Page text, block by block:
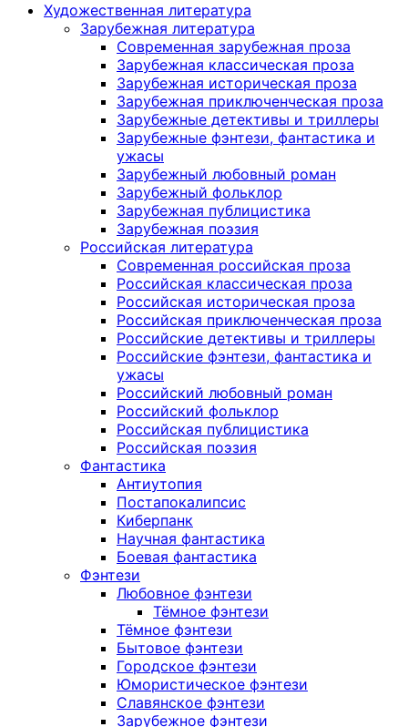
Художественная литература
Зарубежная литература
Современная зарубежная проза
Зарубежная классическая проза
Зарубежная историческая проза
Зарубежная приключенческая проза
Зарубежные детективы и триллеры
Зарубежные фэнтези, фантастика и
ужасы
Зарубежный любовный роман
Зарубежный фольклор
Зарубежная публицистика
Зарубежная поэзия
Российская литература
Современная российская проза
Российская классическая проза
Российская историческая проза
Российская приключенческая проза
Российские детективы и триллеры
Российские фэнтези, фантастика и
ужасы
Российский любовный роман
Российский фольклор
Российская публицистика
Российская поэзия
Фантастика
Антиутопия
Постапокалипсис
Киберпанк
Научная фантастика
Боевая фантастика
Фэнтези
Любовное фэнтези
Тёмное фэнтези
Тёмное фэнтези
Бытовое фэнтези
Городское фэнтези
Юмористическое фэнтези
Славянское фэнтези
Зарубежное фэнтези